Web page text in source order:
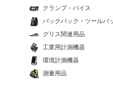
クランプ・バイス
バックパック・ツールバ
グリス関連用品
工業用計測機器
環境計測機器
測量用品